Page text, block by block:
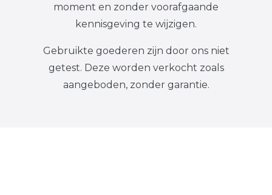
moment en zonder voorafgaande
kennisgeving te wijzigen.
Gebruikte goederen zijn door ons niet
getest. Deze worden verkocht zoals
aangeboden, zonder garantie.